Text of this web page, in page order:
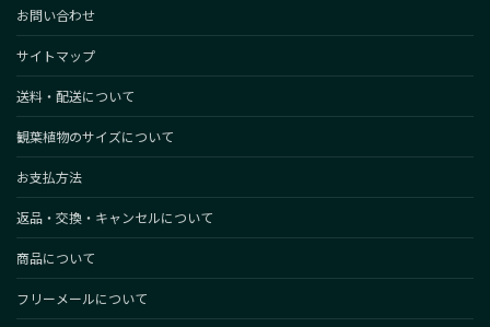
お問い合わせ
サイトマップ
送料・配送について
観葉植物のサイズについて
お支払方法
返品・交換・キャンセルについて
商品について
フリーメールについて